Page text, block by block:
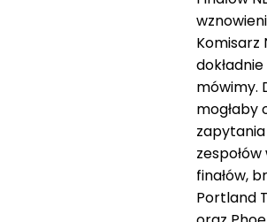
Komisarz
mówimy.
mogłaby
finałów,
Portland